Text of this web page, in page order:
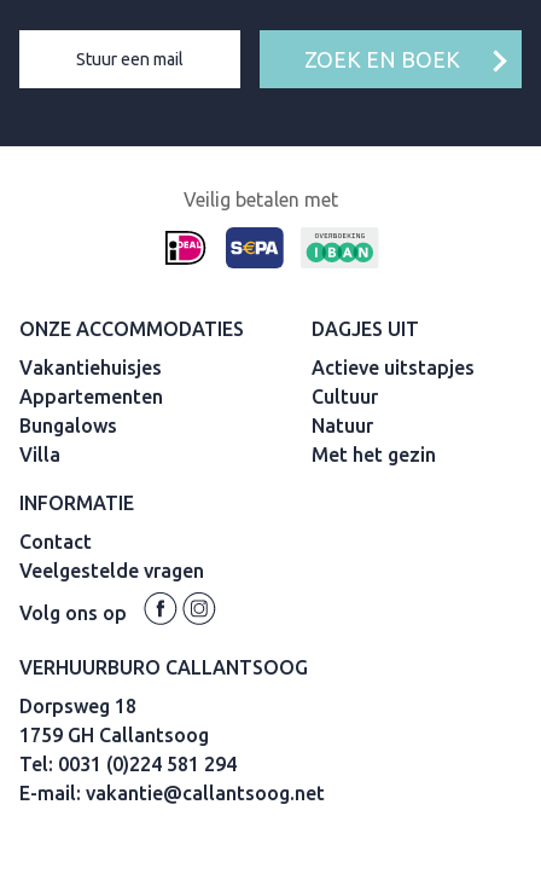
Stuur een mail ZOEK EN BOEK
Veilig betalen met
ONZE ACCOMMODATIES
Vakantiehuisjes
Appartementen
Bungalows
Villa
DAGJES UIT
Actieve uitstapjes
Cultuur
Natuur
Met het gezin
INFORMATIE
Contact
Veelgestelde vragen
Volg ons op
VERHUURBURO CALLANTSOOG
Dorpsweg 18
1759 GH Callantsoog
Tel: 0031 (0)224 581 294
E-mail: vakantie@callantsoog.net